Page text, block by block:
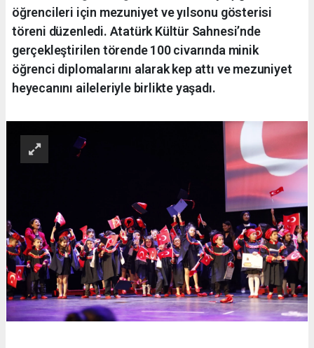
öğrencileri için mezuniyet ve yılsonu gösterisi
töreni düzenledi. Atatürk Kültür Sahnesi’nde
gerçekleştirilen törende 100 civarında minik
öğrenci diplomalarını alarak kep attı ve mezuniyet
heyecanını aileleriyle birlikte yaşadı.